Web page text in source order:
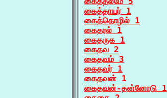
கைத்தாயர் 1
கைத்தொழில் 1
கைதரல் 1
கைதருக 1
கைதவ 2
கைதவம் 3
கைதவர் 1
கைதவன் 1
கைதவன்-தன்னோடு 1